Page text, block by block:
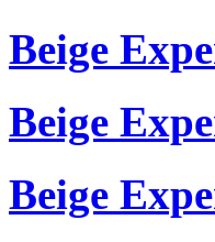
Beige
Beige
Beige